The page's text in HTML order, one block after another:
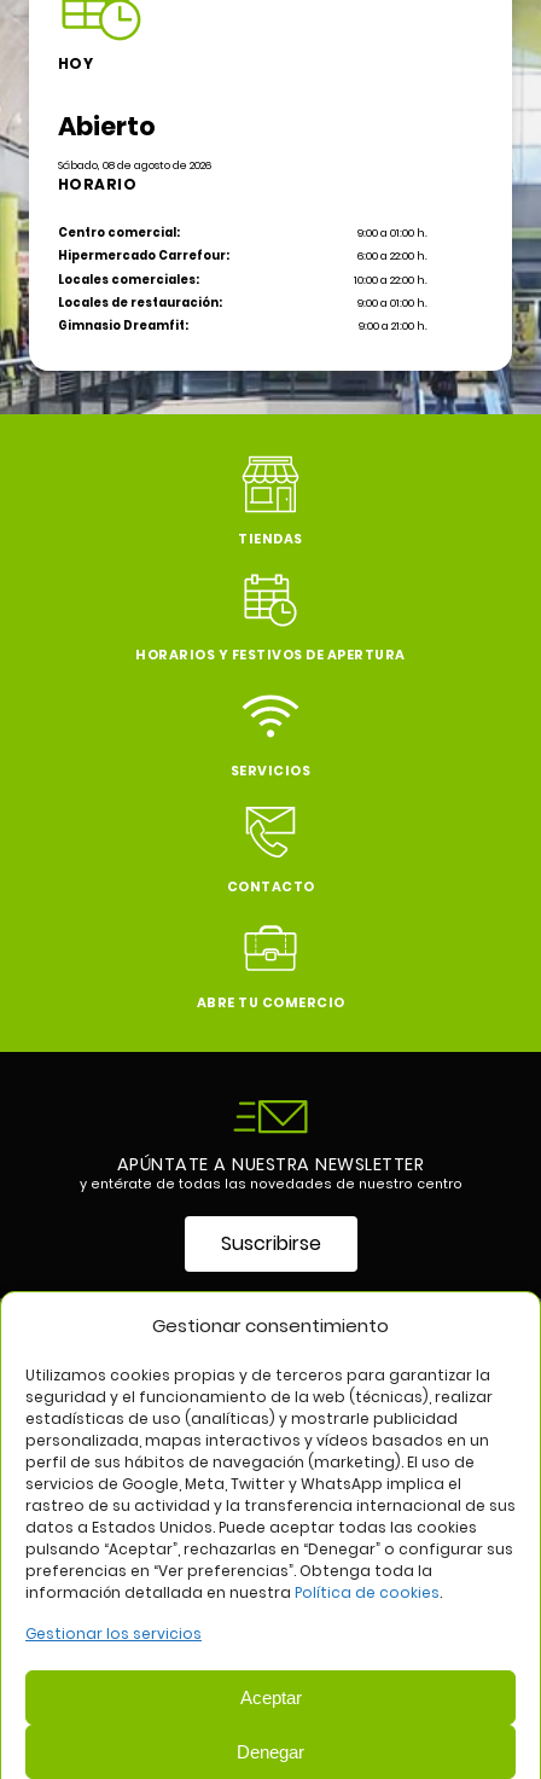
Gestionar consentimiento
Utilizamos cookies propias y de terceros para garantizar la
seguridad y el funcionamiento de la web (técnicas), realizar
estadísticas de uso (analíticas) y mostrarle publicidad
personalizada, mapas interactivos y vídeos basados en un
perfil de sus hábitos de navegación (marketing). El uso de
servicios de Google, Meta, Twitter y WhatsApp implica el
rastreo de su actividad y la transferencia internacional de sus
datos a Estados Unidos. Puede aceptar todas las cookies
pulsando “Aceptar”, rechazarlas en “Denegar” o configurar sus
preferencias en “Ver preferencias”. Obtenga toda la
información detallada en nuestra Política de cookies.
Gestionar los servicios
Aceptar
Denegar
HOY
Abierto
Sábado, 08 de agosto de 2026
HORARIO
Centro comercial:
9:00 a 01:00 h.
Hipermercado Carrefour:
6:00 a 22:00 h.
Locales comerciales:
10:00 a 22:00 h.
Locales de restauración:
9:00 a 01:00 h.
Gimnasio Dreamfit:
9:00 a 21:00 h.
TIENDAS
HORARIOS Y FESTIVOS DE APERTURA
SERVICIOS
CONTACTO
ABRE TU COMERCIO
APÚNTATE A NUESTRA NEWSLETTER
y entérate de todas las novedades de nuestro centro
Suscribirse
Aviso legal Política de privacidad
Política de cookies
Web: Bannister Global